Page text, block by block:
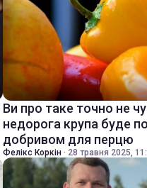
Ви про таке точно не
недорога крупа буде
добривом для перцю
Фелікс Коркін · 28 травня 2025,